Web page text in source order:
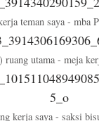
teman saya - mba
ruang utama - meja
kerja saya - saksi